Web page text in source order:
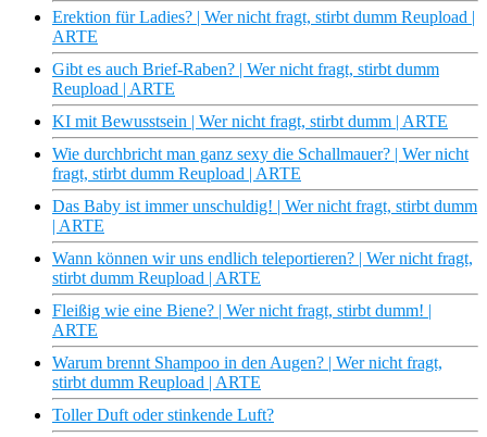
Erektion für Ladies? | Wer nicht fragt, stirbt dumm Reupload |
ARTE
Gibt es auch Brief-Raben? | Wer nicht fragt, stirbt dumm
Reupload | ARTE
KI mit Bewusstsein | Wer nicht fragt, stirbt dumm | ARTE
Wie durchbricht man ganz sexy die Schallmauer? | Wer nicht
fragt, stirbt dumm Reupload | ARTE
Das Baby ist immer unschuldig! | Wer nicht fragt, stirbt dumm
| ARTE
Wann können wir uns endlich teleportieren? | Wer nicht fragt,
stirbt dumm Reupload | ARTE
Fleißig wie eine Biene? | Wer nicht fragt, stirbt dumm! |
ARTE
Warum brennt Shampoo in den Augen? | Wer nicht fragt,
stirbt dumm Reupload | ARTE
Toller Duft oder stinkende Luft?